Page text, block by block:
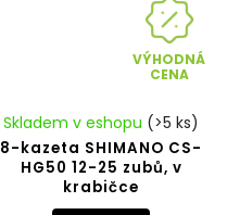
VÝHODNÁ
CENA
8-kazeta SHIMANO CS-
HG50 12-25 zubů, v
krabičce
Skladem v eshopu (>5 ks)